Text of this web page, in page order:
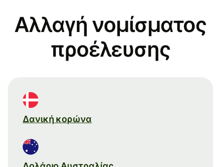
Αλλαγή νομίσματος
προέλευσης
Δανική κορώνα